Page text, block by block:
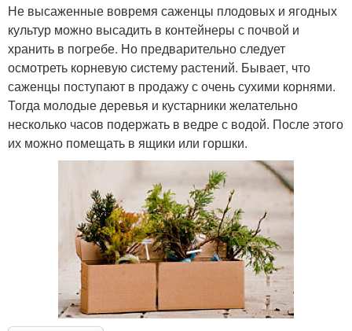
Не высаженные вовремя саженцы плодовых и ягодных
культур можно высадить в контейнеры с почвой и
хранить в погребе. Но предварительно следует
осмотреть корневую систему растений. Бывает, что
саженцы поступают в продажу с очень сухими корнями.
Тогда молодые деревья и кустарники желательно
несколько часов подержать в ведре с водой. После этого
их можно помещать в ящики или горшки.